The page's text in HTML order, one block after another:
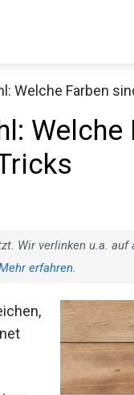
Welche Farben
Welche
Wir verlinken u.a. auf
erfahren.